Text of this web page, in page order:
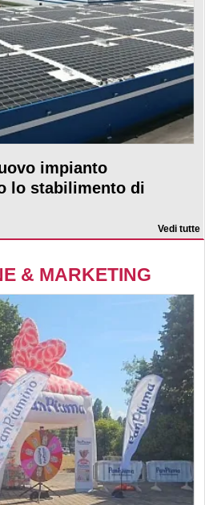
impianto
lo stabilimento di
Vedi tutte
& MARKETING